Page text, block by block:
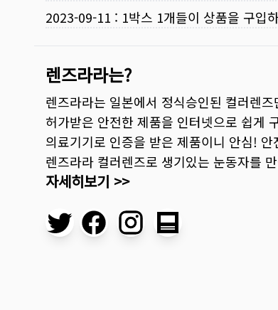
2023-09-11 : 1박스 1개들이 상품을 구입
렌즈라라는?
렌즈라라는 일본에서 정식승인된 컬러렌
허가받은 안전한 제품을 인터넷으로 쉽게
의료기기로 인증을 받은 제품이니 안심! 안
렌즈라라 컬러렌즈로 생기있는 눈동자를
자세히보기 >>